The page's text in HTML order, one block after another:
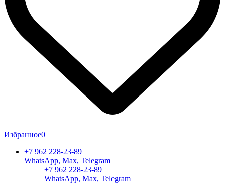
Избранное0
+7 962 228-23-89
WhatsApp, Max, Telegram
+7 962 228-23-89
WhatsApp, Max, Telegram